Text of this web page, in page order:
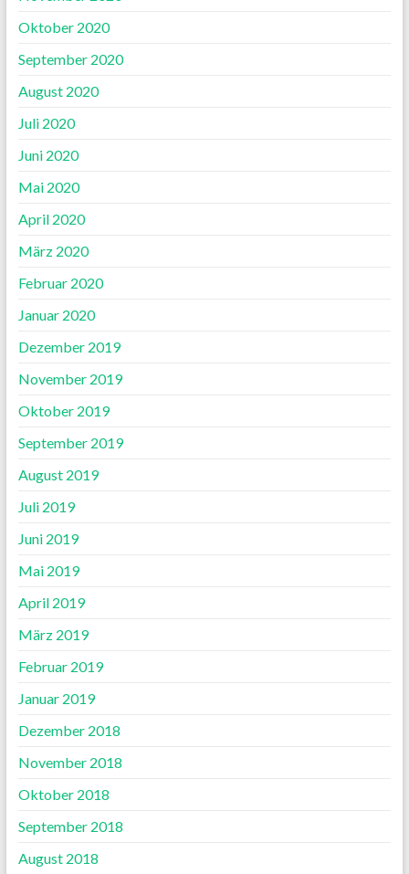
Oktober 2020
September 2020
August 2020
Juli 2020
Juni 2020
Mai 2020
April 2020
März 2020
Februar 2020
Januar 2020
Dezember 2019
November 2019
Oktober 2019
September 2019
August 2019
Juli 2019
Juni 2019
Mai 2019
April 2019
März 2019
Februar 2019
Januar 2019
Dezember 2018
November 2018
Oktober 2018
September 2018
August 2018